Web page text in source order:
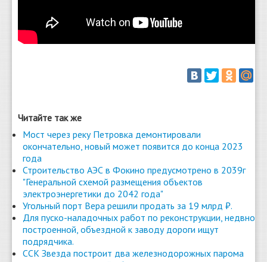
Читайте так же
Мост через реку Петровка демонтировали
окончательно, новый может появится до конца 2023
года
Строительство АЭС в Фокино предусмотрено в 2039г
"Генеральной схемой размещения объектов
электроэнергетики до 2042 года"
Угольный порт Вера решили продать за 19 млрд ₽.
Для пуско-наладочных работ по реконструкции, недвно
построенной, объездной к заводу дороги ищут
подрядчика.
ССК Звезда построит два железнодорожных парома